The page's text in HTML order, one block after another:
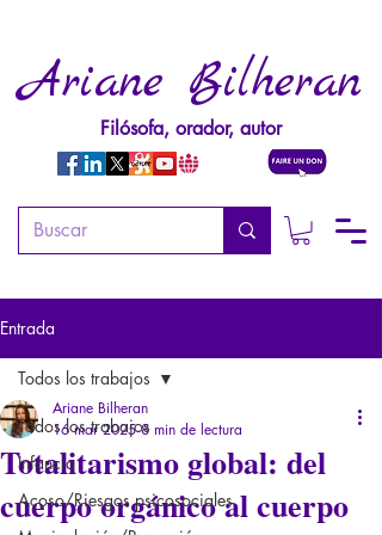
Ariane Bilheran
Filósofa, orador, autor
Entrada
Todos los trabajos
Infancia
Acoso/Riesgos psicosociales
Todos los trabajos
Totalitarismo global: del
cuerpo orgánico al cuerpo
Ariane Bilheran
16 mar 2025 8 min de lectura